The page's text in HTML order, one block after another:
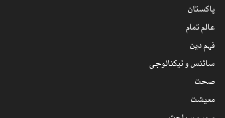
پاکستان
عالم تمام
فہم دین
سائنس و ٹیکنالوجی
صحت
معیشت